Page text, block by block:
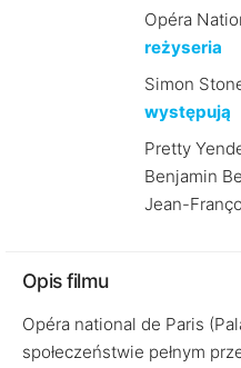
Opéra
reżyseria
Simon
występują
Pretty
Benjamin
Jean-
Opis filmu
Opéra national de Paris
społeczeństwie pełnym